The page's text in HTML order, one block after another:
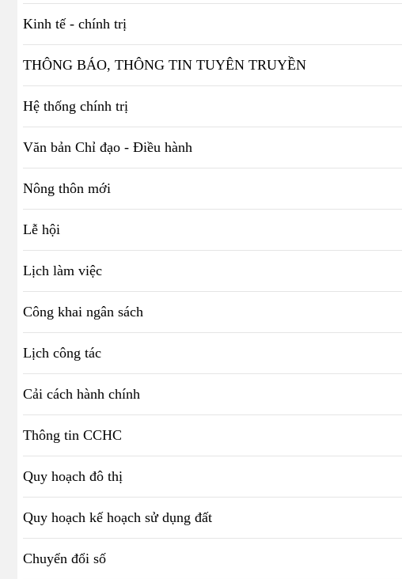
Kinh tế - chính trị
THÔNG BÁO, THÔNG TIN TUYÊN TRUYỀN
Hệ thống chính trị
Văn bản Chỉ đạo - Điều hành
Nông thôn mới
Lễ hội
Lịch làm việc
Công khai ngân sách
Lịch công tác
Cải cách hành chính
Thông tin CCHC
Quy hoạch đô thị
Quy hoạch kế hoạch sử dụng đất
Chuyển đổi số